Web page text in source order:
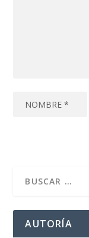
AUTORÍA